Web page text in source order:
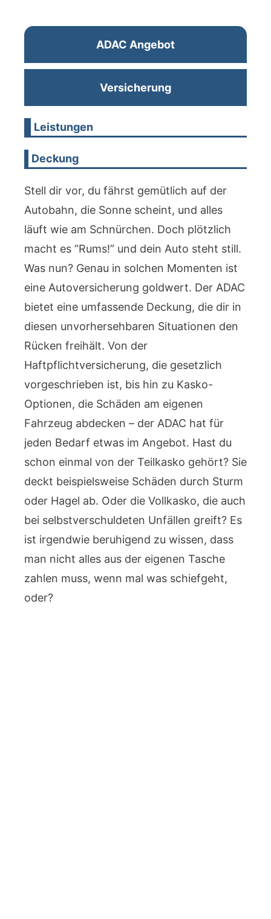
ADAC Angebot
Versicherung
Leistungen
Deckung
Stell dir vor, du fährst gemütlich auf der
Autobahn, die Sonne scheint, und alles
läuft wie am Schnürchen. Doch plötzlich
macht es “Rums!” und dein Auto steht still.
Was nun? Genau in solchen Momenten ist
eine Autoversicherung goldwert. Der ADAC
bietet eine umfassende Deckung, die dir in
diesen unvorhersehbaren Situationen den
Rücken freihält. Von der
Haftpflichtversicherung, die gesetzlich
vorgeschrieben ist, bis hin zu Kasko-
Optionen, die Schäden am eigenen
Fahrzeug abdecken – der ADAC hat für
jeden Bedarf etwas im Angebot. Hast du
schon einmal von der Teilkasko gehört? Sie
deckt beispielsweise Schäden durch Sturm
oder Hagel ab. Oder die Vollkasko, die auch
bei selbstverschuldeten Unfällen greift? Es
ist irgendwie beruhigend zu wissen, dass
man nicht alles aus der eigenen Tasche
zahlen muss, wenn mal was schiefgeht,
oder?